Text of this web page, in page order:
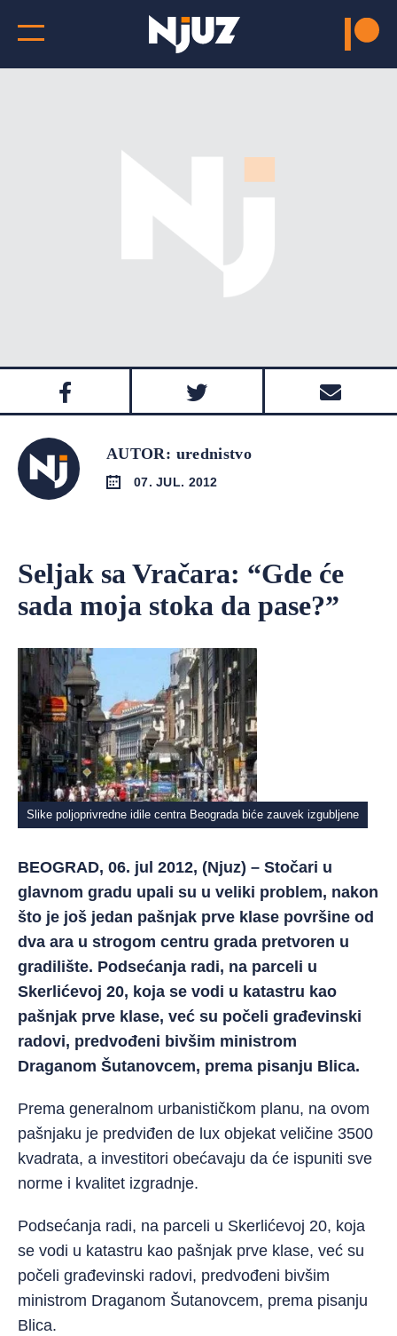
AUTOR: urednistvo
07. JUL. 2012
Seljak sa Vračara: “Gde će
sada moja stoka da pase?”
Slike poljoprivredne idile centra Beograda biće zauvek izgubljene
BEOGRAD, 06. jul 2012, (Njuz) – Stočari u
glavnom gradu upali su u veliki problem, nakon
što je još jedan pašnjak prve klase površine od
dva ara u strogom centru grada pretvoren u
gradilište. Podsećanja radi, na parceli u
Skerlićevoj 20, koja se vodi u katastru kao
pašnjak prve klase, već su počeli građevinski
radovi, predvođeni bivšim ministrom
Draganom Šutanovcem, prema pisanju Blica.
Prema generalnom urbanističkom planu, na ovom
pašnjaku je predviđen de lux objekat veličine 3500
kvadrata, a investitori obećavaju da će ispuniti sve
norme i kvalitet izgradnje.
Podsećanja radi, na parceli u Skerlićevoj 20, koja
se vodi u katastru kao pašnjak prve klase, već su
počeli građevinski radovi, predvođeni bivšim
ministrom Draganom Šutanovcem, prema pisanju
Blica.